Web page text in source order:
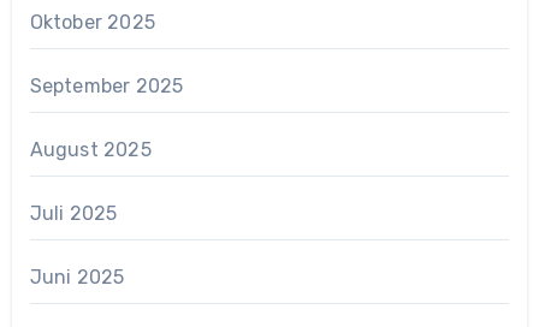
Oktober 2025
September 2025
August 2025
Juli 2025
Juni 2025